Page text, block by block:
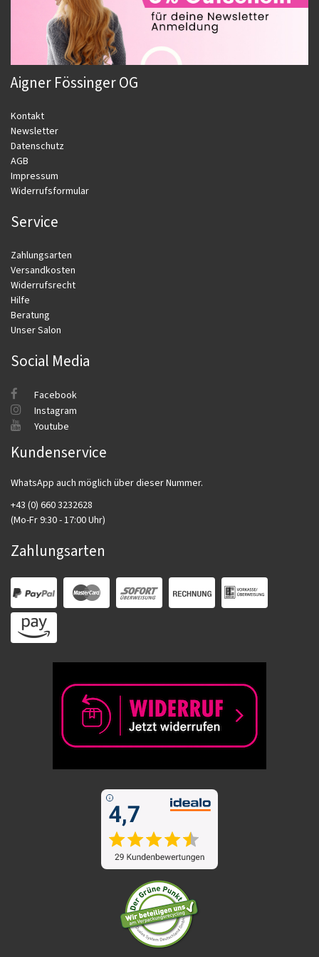
Aigner Fössinger OG
Kontakt
Newsletter
Datenschutz
AGB
Impressum
Widerrufsformular
Service
Zahlungsarten
Versandkosten
Widerrufsrecht
Hilfe
Beratung
Unser Salon
Social Media
Facebook
Instagram
Youtube
Kundenservice
WhatsApp auch möglich über dieser Nummer.
+43 (0) 660 3232628
(Mo-Fr 9:30 - 17:00 Uhr)
Zahlungsarten